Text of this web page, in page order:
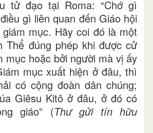
tử đạo tại Roma: “Chớ gì
gì liên quan đến Giáo hội
mục. Hãy coi đó là một
Thể đúng phép khi được cử
mục hoặc bởi người mà vị ấy
mục xuất hiện ở đâu, thì
có cộng đoàn dân chúng;
Giêsu Kitô ở đâu, ở đó có
giáo” (Thư gửi tín hữu